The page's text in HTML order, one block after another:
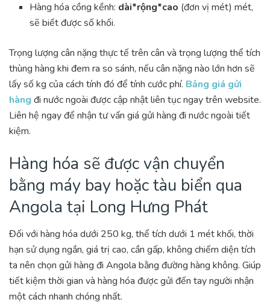
Hàng hóa cồng kềnh: dài*rộng*cao (đơn vị mét) mét,
sẽ biết được số khối.
Trọng lượng cân nặng thực tế trên cân và trọng lượng thể tích
thùng hàng khi đem ra so sánh, nếu cân nặng nào lớn hơn sẽ
lấy số kg của cách tính đó để tính cước phí. Bảng giá gửi
hàng đi nước ngoài được cập nhật liên tục ngay trên website.
Liên hệ ngay để nhận tư vấn giá gửi hàng đi nước ngoài tiết
kiệm.
Hàng hóa sẽ được vận chuyển
bằng máy bay hoặc tàu biển qua
Angola tại Long Hưng Phát
Đối với hàng hóa dưới 250 kg, thể tích dưới 1 mét khối, thời
hạn sử dụng ngắn, giá trị cao, cần gấp, không chiếm diện tích
ta nên chọn gửi hàng đi Angola bằng đường hàng không. Giúp
tiết kiệm thời gian và hàng hóa được gửi đến tay người nhận
một cách nhanh chóng nhất.